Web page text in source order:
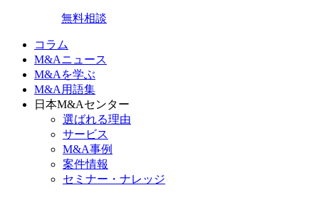
無料相談
コラム
M&Aニュース
M&Aを学ぶ
M&A用語集
日本M&Aセンター
選ばれる理由
サービス
M&A事例
案件情報
セミナー・ナレッジ